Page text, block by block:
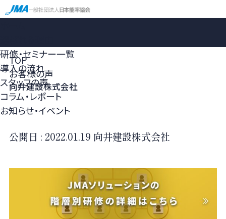
研修・セミナー一覧
導入の流れ
スタッフの声
コラム・レポート
お知らせ・イベント
TOP
お客様の声
向井建設株式会社
公開日 : 2022.01.19 向井建設株式会社